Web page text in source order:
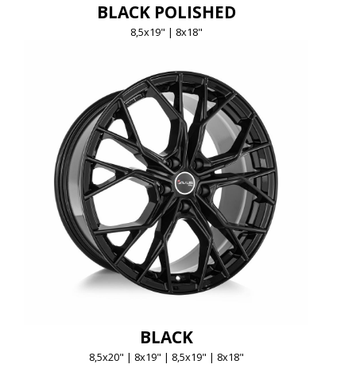
BLACK POLISHED
8,5x19" | 8x18"
BLACK
8,5x20" | 8x19" | 8,5x19" | 8x18"